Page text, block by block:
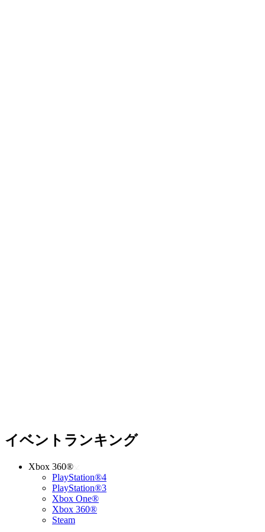
イベントランキング
Xbox 360®
PlayStation®4
PlayStation®3
Xbox One®
Xbox 360®
Steam